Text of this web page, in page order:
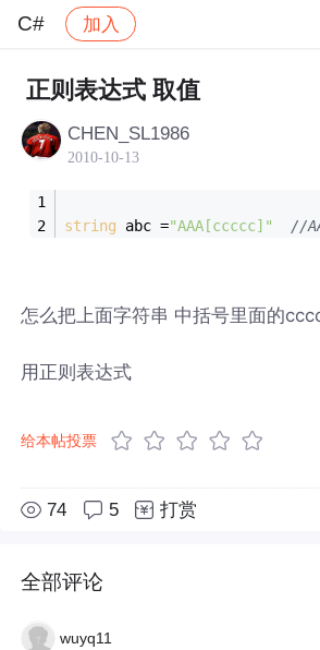
C# 加入
社区 C# 帖子详情
正则表达式 取值
CHEN_SL1986
2010-10-13
string abc ="AAA[ccccc]" //
怎么把上面字符串 中括号里面的
用正则表达式
给本帖投票
74 5 打赏
全部评论
wuyq11